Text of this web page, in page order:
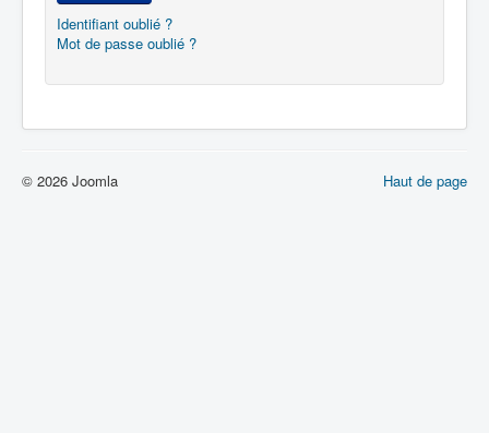
Identifiant oublié ?
Mot de passe oublié ?
Haut de page
© 2026 Joomla